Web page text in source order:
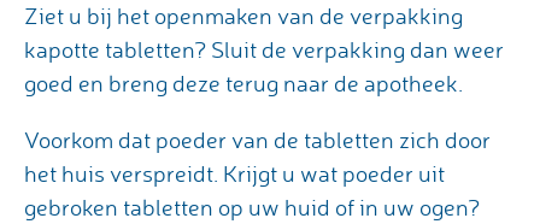
Ziet u bij het openmaken van de verpakking
kapotte tabletten? Sluit de verpakking dan weer
goed en breng deze terug naar de apotheek.
Voorkom dat poeder van de tabletten zich door
het huis verspreidt. Krijgt u wat poeder uit
gebroken tabletten op uw huid of in uw ogen?